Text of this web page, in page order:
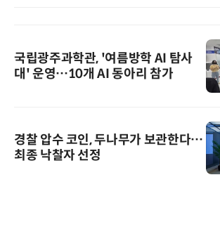
국립광주과학관, '여름방학 AI 탐사
대' 운영…10개 AI 동아리 참가
경찰 압수 코인, 두나무가 보관한다…
최종 낙찰자 선정